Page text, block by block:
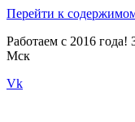
Перейти к
Работаем с 2016 года!
Мск
Vk